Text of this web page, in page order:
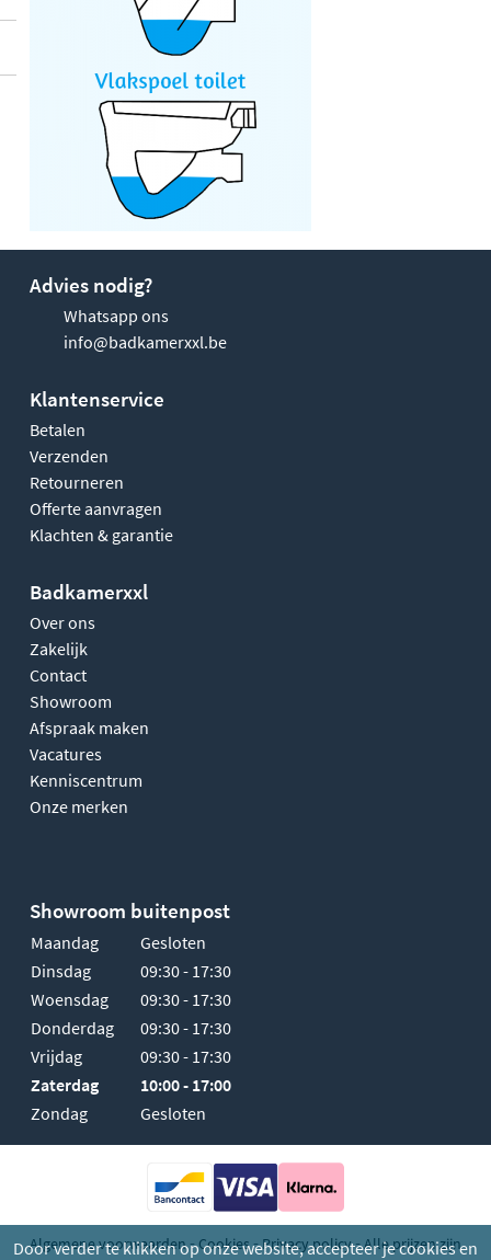
Door verder te klikken op onze website, accepteer je cookies en
Advies nodig?
Whatsapp ons
info@badkamerxxl.be
Klantenservice
Betalen
Verzenden
Retourneren
Offerte aanvragen
Klachten & garantie
Badkamerxxl
Over ons
Zakelijk
Contact
Showroom
Afspraak maken
Vacatures
Kenniscentrum
Onze merken
Showroom buitenpost
Maandag
Gesloten
Dinsdag
09:30 - 17:30
Woensdag
09:30 - 17:30
Donderdag
09:30 - 17:30
Vrijdag
09:30 - 17:30
Zaterdag
10:00 - 17:00
Zondag
Gesloten
Algemene voorwaarden -Cookies-Privacy policy -Alle prijzen zijn